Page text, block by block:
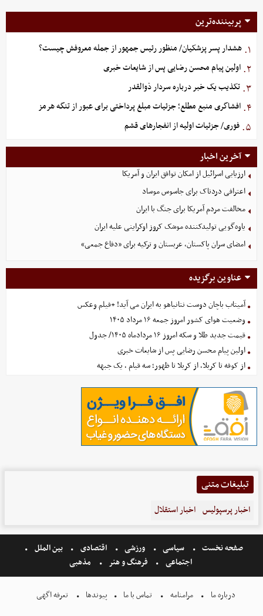
پربیننده‌ترین
۱. هشدار پسر پزشکیان/ منظور رئیس جمهور از جمله معروفش چیست؟
۲. اولین پیام محسن رضایی پس از شایعات خبری
۳. تکذیب یک خبر درباره سردار ذوالقدر
۴. افشاگری منبع مطلع؛ جزئیات مبلغ پرداختی برای عبور از تنگه هرمز
۵. فوری/ جزئیات اولیه از انفجارهای قشم
آخرین اخبار
ارزیابی اسرائیل از امکان توافق ایران و آمریکا
اعترافی دردناک برای جاسوس موساد
مخالفت مردم آمریکا برای جنگ با ایران
یاوه‌گویی تولیدکننده موشک کروز اوکراینی علیه ایران
امضای سران پاکستان، عربستان و ترکیه برای «دفاع جمعی»
عناوین برگزیده
آمیتاب باچان دوست نتانیاهو به ایران می آید! +فیلم وعکس
وضعیت هوای کشور امروز جمعه ۱۶ مرداد ۱۴۰۵
قیمت جدید طلا و سکه امروز ۱۶ مردادماه ۱۴۰۵/ جدول
اولین پیام محسن رضایی پس از شایعات خبری
از کوفه تا کربلا، از کربلا تا ظهور؛ سه قیام ، یک جبهه
تبلیغات متنی
اخبار پرسپولیس اخبار استقلال
صفحه نخست سیاسی ورزشی اقتصادی
بین الملل
اجتماعی
فرهنگ و هنر مذهبی
درباره ما مرامنامه تماس با ما پیوندها تعرفه اگهی